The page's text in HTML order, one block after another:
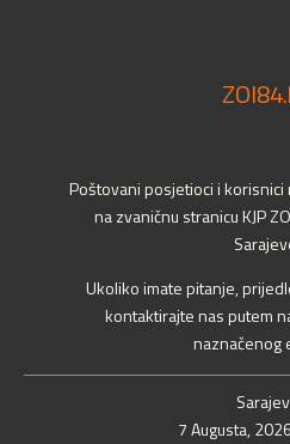
Poštovani posjetioci i
na zvaničnu stranicu KJP
Ukoliko imate pitanje,
kontaktirajte nas putem
naznačenog
7 Augusta,